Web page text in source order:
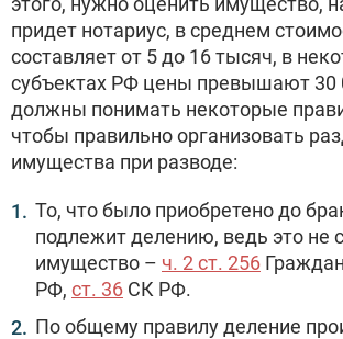
придет нотариус, в среднем
составляет от 5 до 16 тысяч, в
субъектах РФ цены превышают 30
должны понимать некоторые
чтобы правильно организовать
имущества при разводе:
То, что было приобретено до
подлежит делению, ведь это не
имущество – ч. 2 ст. 256
РФ, ст. 36 СК РФ.
По общему правилу деление